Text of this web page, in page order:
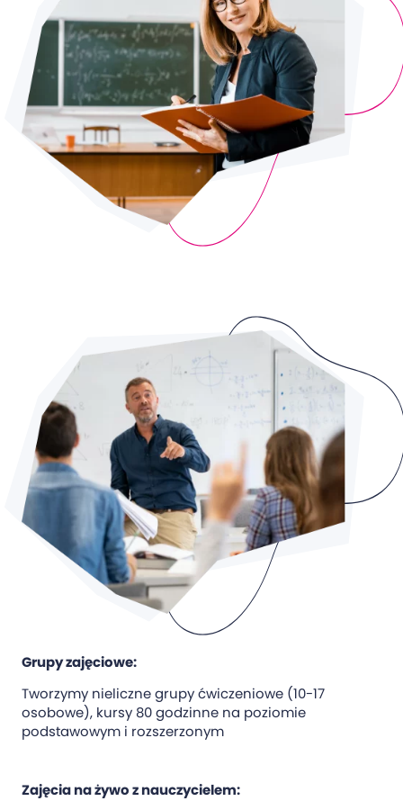
Grupy zajęciowe:
Tworzymy nieliczne grupy ćwiczeniowe (10-17
osobowe), kursy 80 godzinne na poziomie
podstawowym i rozszerzonym
Zajęcia na żywo z nauczycielem: